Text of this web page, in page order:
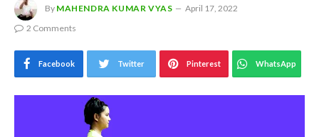
By MAHENDRA KUMAR VYAS
April 17, 2022
2 Comments
Facebook Twitter Pinterest WhatsApp